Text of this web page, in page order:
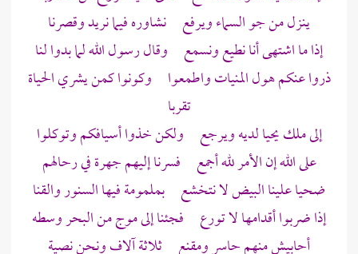
ينزل من جو السماء ويرفع نشاوره فيما نريد وقصرنا
إذا ما اشتهى أنا نطيع ونسمع وقال رسول الله لما بدوا لنا
ذروا عنكم هول المنيات واطمعوا وكونوا كمن يشري الحياة
تقربا
إلى ملك يحيا لديه ويرجع ولكن خذوا أسيافكم وتوكلوا
على الله إن الأمر لله أجمع فسرنا إليهم جهرة في رحالهم
ضحيا علينا البيض لا نتخشع بملمومة فيها السنور والقنا
إذا ضربوا أقدامها لا تورع فجئنا إلى موج من البحر وسطه
أحابيش منهم حاسر ومقنع ثلاثة آلاف ونحن نصية